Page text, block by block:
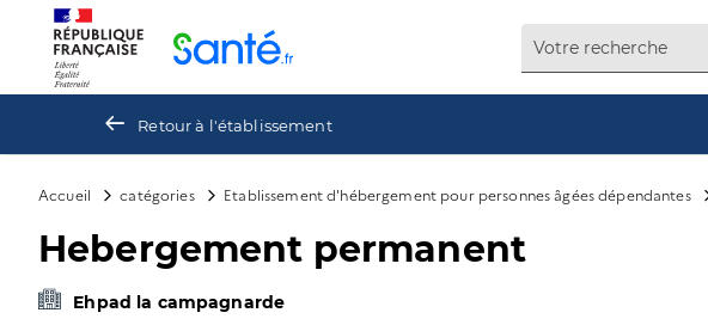
Retour à l'établissement
Accueil catégories Etablissement d'hébergement pour personnes âgées dépendantes
Hebergement permanent
Ehpad la campagnarde
Panneau de gestion des cookies